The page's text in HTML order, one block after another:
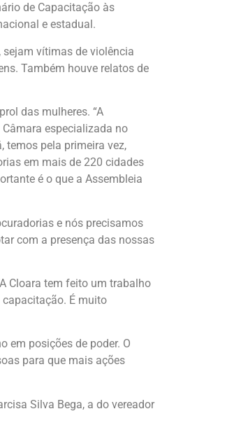
de Capacitação às
e estadual.
vítimas de violência
Também houve relatos de
das mulheres. “A
especializada no
temos pela primeira vez,
em mais de 220 cidades
é o que a Assembleia
e nós precisamos
com a presença das nossas
Cloara tem feito um trabalho
É muito
em posições de poder. O
para que mais ações
Silva Bega, a do vereador